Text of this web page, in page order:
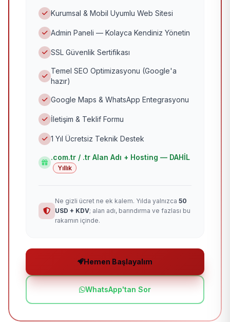
Kurumsal & Mobil Uyumlu Web Sitesi
Admin Paneli — Kolayca Kendiniz Yönetin
SSL Güvenlik Sertifikası
Temel SEO Optimizasyonu (Google'a
hazır)
Google Maps & WhatsApp Entegrasyonu
İletişim & Teklif Formu
1 Yıl Ücretsiz Teknik Destek
.com.tr / .tr Alan Adı + Hosting — DAHİL
Yıllık
Ne gizli ücret ne ek kalem. Yılda yalnızca 50
USD + KDV; alan adı, barındırma ve fazlası bu
rakamın içinde.
Hemen Başlayalım
WhatsApp'tan Sor